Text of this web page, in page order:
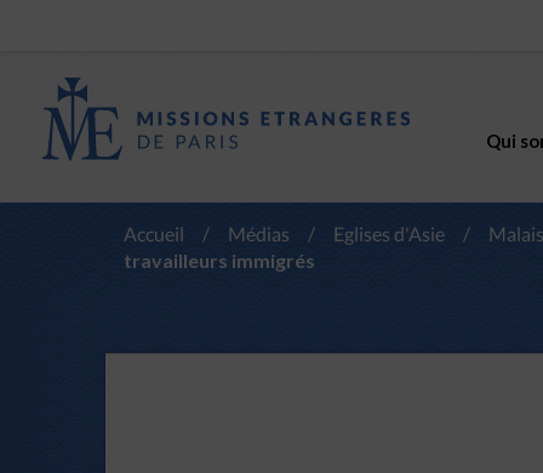
Qui
Accueil / Médias / Eglises d'Asie /
travailleurs immigrés